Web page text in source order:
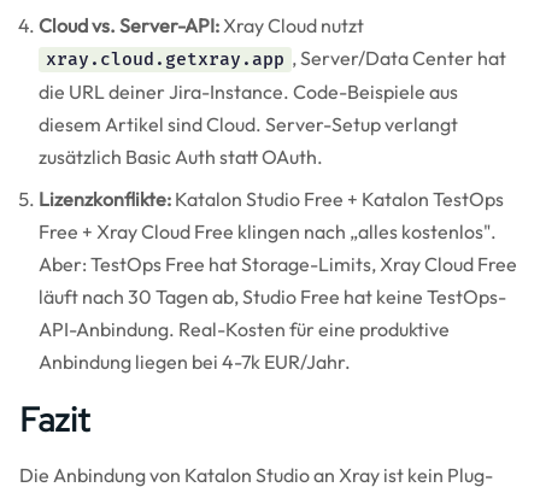
Cloud vs. Server-API: Xray Cloud nutzt
xray.cloud.getxray.app , Server/Data Center hat
die URL deiner Jira-Instance. Code-Beispiele aus
diesem Artikel sind Cloud. Server-Setup verlangt
zusätzlich Basic Auth statt OAuth.
Lizenzkonflikte: Katalon Studio Free + Katalon TestOps
Free + Xray Cloud Free klingen nach „alles kostenlos".
Aber: TestOps Free hat Storage-Limits, Xray Cloud Free
läuft nach 30 Tagen ab, Studio Free hat keine TestOps-
API-Anbindung. Real-Kosten für eine produktive
Anbindung liegen bei 4-7k EUR/Jahr.
Fazit
Die Anbindung von Katalon Studio an Xray ist kein Plug-